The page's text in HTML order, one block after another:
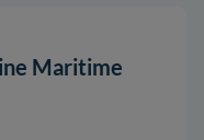
Maritime